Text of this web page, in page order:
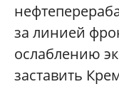
за линией
ослаблению
заставить